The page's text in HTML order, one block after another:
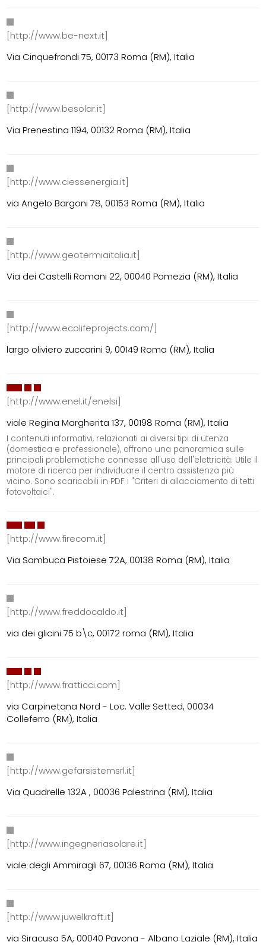
[http://www.be-next.it]
Via Cinquefrondi 75, 00173 Roma (RM), Italia
[http://www.besolar.it]
Via Prenestina 1194, 00132 Roma (RM), Italia
[http://www.ciessenergia.it]
via Angelo Bargoni 78, 00153 Roma (RM), Italia
[http://www.geotermiaitalia.it]
Via dei Castelli Romani 22, 00040 Pomezia (RM), Italia
[http://www.ecolifeprojects.com/]
largo oliviero zuccarini 9, 00149 Roma (RM), Italia
[http://www.enel.it/enelsi]
viale Regina Margherita 137, 00198 Roma (RM), Italia
I contenuti informativi, relazionati ai diversi tipi di utenza
(domestica e professionale), offrono una panoramica sulle
principali problematiche connesse all'uso dell'elettricità. Utile il
motore di ricerca per individuare il centro assistenza più
vicino. Sono scaricabili in PDF i "Criteri di allacciamento di tetti
fotovoltaici".
[http://www.firecom.it]
Via Sambuca Pistoiese 72A, 00138 Roma (RM), Italia
[http://www.freddocaldo.it]
via dei glicini 75 b\c, 00172 roma (RM), Italia
[http://www.fratticci.com]
via Carpinetana Nord - Loc. Valle Setted, 00034
Colleferro (RM), Italia
[http://www.gefarsistemsrl.it]
Via Quadrelle 132A , 00036 Palestrina (RM), Italia
[http://www.ingegneriasolare.it]
viale degli Ammiragli 67, 00136 Roma (RM), Italia
[http://www.juwelkraft.it]
via Siracusa 5A, 00040 Pavona - Albano Laziale (RM), Italia